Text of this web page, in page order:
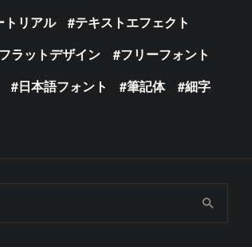
トリアル
テキストエフェクト
フラットデザイン
フリーフォント
日本語フォント 筆記体
細字